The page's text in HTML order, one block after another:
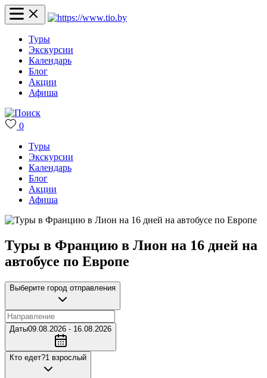
Туры
Экскурсии
Календарь
Блог
Акции
Афиша
0
Туры
Экскурсии
Календарь
Блог
Акции
Афиша
Туры в Францию в Лион на 16 дней на
автобусе по Европе
Выберите город отправления
Даты09.08.2026 - 16.08.2026
Кто едет?1 взрослый